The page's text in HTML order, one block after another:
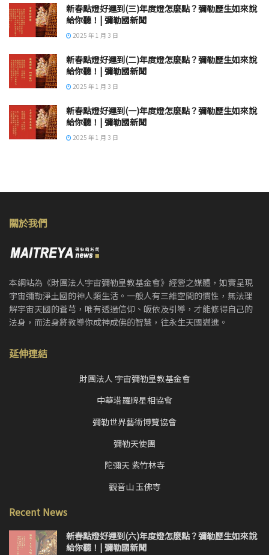
新春點燈好運到(三)年度燈怎麼點？彌勒歷生如來說
給你聽！| 彌勒國新聞
2025 年 1 月 3 日
新春點燈好運到(二)年度燈怎麼點？彌勒歷生如來說
給你聽！| 彌勒國新聞
2025 年 1 月 3 日
新春點燈好運到(一)年度燈怎麼點？彌勒歷生如來說
給你聽！| 彌勒國新聞
2025 年 1 月 3 日
關於我們
本網站為《財團法人宇宙彌勒皇教基金會》經營之媒體，如實呈現
宇宙彌勒淨土國的神人類生活。一般人有三維空間的慣性，無法理
解宇宙天國的蒼芎，唯有透過信仰、皈依及引導，才能修得自己的
法身，而法身將教導你成神成佛的智慧，往永生天國邁進。
延伸連結
財團法人 宇宙彌勒皇教基金會
中華塔羅牌星相協會
彌勒世界藝術博覽協會
彌勒天使團
陀彌天 紫竹林寺
觀音山 玉佛寺
Recent News
新春點燈好運到(六)年度燈怎麼點？彌勒歷生如來說
給你聽！| 彌勒國新聞